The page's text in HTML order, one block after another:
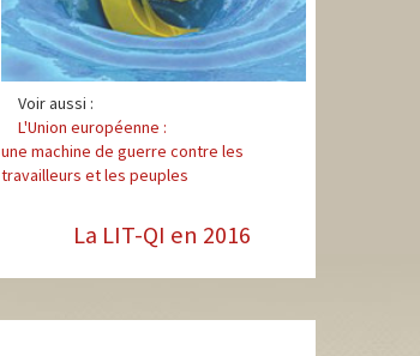
Voir aussi :
L'Union européenne :
une machine de guerre contre les
travailleurs et les peuples
La LIT-QI en 2016